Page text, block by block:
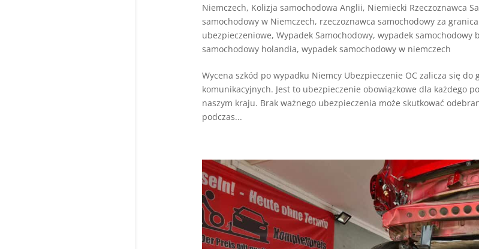
Niemczech, Kolizja samochodowa Anglii, Niemiecki Rzeczoznawca
samochodowy w Niemczech, rzeczoznawca samochodowy za granica
ubezpieczeniowe, Wypadek Samochodowy, wypadek samochodowy
samochodowy holandia, wypadek samochodowy w niemczech
Wycena szkód po wypadku Niemcy Ubezpieczenie OC zalicza się do
komunikacyjnych. Jest to ubezpieczenie obowiązkowe dla każdego
naszym kraju. Brak ważnego ubezpieczenia może skutkować
podczas...